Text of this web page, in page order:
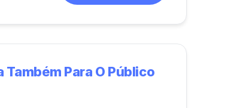
Para O Público